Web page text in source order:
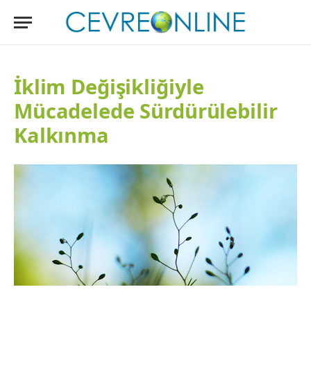
İklim Değişikliğiyle
Mücadelede Sürdürülebilir
Kalkınma